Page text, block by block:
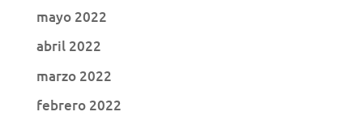
mayo 2022
abril 2022
marzo 2022
febrero 2022